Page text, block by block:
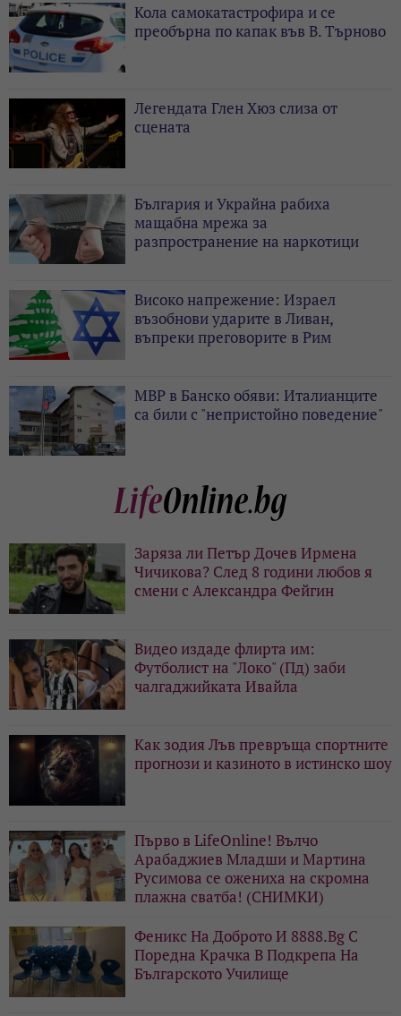
Кола самокатастрофира и се
преобърна по капак във В. Търново
Легендата Глен Хюз слиза от
сцената
България и Украйна рабиха
мащабна мрежа за
разпространение на наркотици
Високо напрежение: Израел
възобнови ударите в Ливан,
въпреки преговорите в Рим
МВР в Банско обяви: Италианците
са били с "непристойно поведение"
Заряза ли Петър Дочев Ирмена
Чичикова? След 8 години любов я
смени с Александра Фейгин
Видео издаде флирта им:
Футболист на "Локо" (Пд) заби
чалгаджийката Ивайла
Как зодия Лъв превръща спортните
прогнози и казиното в истинско шоу
Първо в LifeOnline! Вълчо
Арабаджиев Младши и Мартина
Русимова сe oжениха на скромна
плажна сватба! (СНИМКИ)
Феникс На Доброто И 8888.Bg С
Поредна Крачка В Подкрепа На
Българското Училище